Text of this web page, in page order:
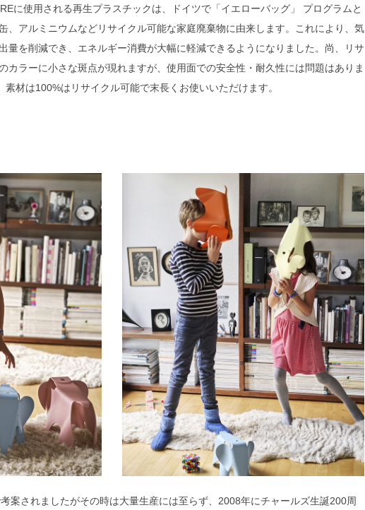
に使用される再生プラスチックは、ドイツで「イエローバッグ」 プログラムと
、アルミニウムなどリサイクル可能な家庭廃棄物に由来します。これにより、気
量を削減でき、エネルギー消費が大幅に軽減できるようになりました。尚、リサ
カラーに小さな斑点が現れますが、使用面での安全性・耐久性には問題はありま
素材は100%はリサイクル可能で末長くお使いいただけます。
案されましたがその時は大量生産には至らず、2008年にチャールズ生誕200周